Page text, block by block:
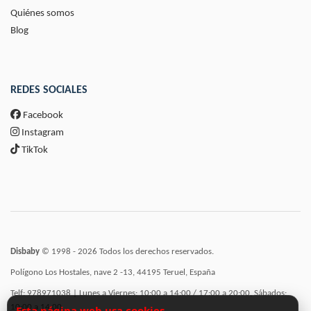
Quiénes somos
Blog
REDES SOCIALES
Facebook
Instagram
TikTok
Disbaby © 1998 - 2026 Todos los derechos reservados.
Polígono Los Hostales, nave 2 -13, 44195 Teruel, España
Telf: 978971038 | Lunes a Viernes: 10:00 a 14:00 / 17:00 a 20:00, Sábados:
10:00 a 14:00